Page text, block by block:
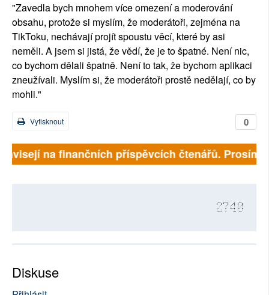
"Zavedla bych mnohem více omezení a moderování
obsahu, protože si myslím, že moderátoři, zejména na
TikToku, nechávají projít spoustu věcí, které by asi
neměli. A jsem si jistá, že vědí, že je to špatné. Není nic,
co bychom dělali špatně. Není to tak, že bychom aplikaci
zneužívali. Myslím si, že moderátoři prostě nedělají, co by
mohli."
0
Vytisknout
na finančních příspěvcích čtenářů. Prosíme,
2740
Diskuse